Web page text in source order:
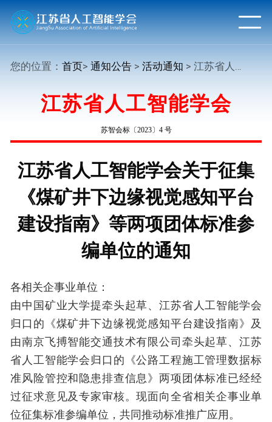
您的位置：首页>通知公告 >活动通知 > 江苏省人工智能学会关于征集 《煤矿井下边缘视觉感知平台建设指南》等两项团体标准参编单位的通知
江苏省人工智能学会
苏智会标〔2023〕4 号
江苏省人工智能学会关于征集
《煤矿井下边缘视觉感知平台
建设指南》等两项团体标准参
编单位的通知
各相关企事业单位：
由中国矿业大学提牵头起草、江苏省人工智能学会
归口的《煤矿井下边缘视觉感知平台建设指南》及
由南京飞搏智能交通技术有限公司牵头起草、江苏
省人工智能学会归口的《公路工程施工管理数据标
准风险管控和隐患排查信息》两项团体标准已经经
过征求意见及专家审核。现面向全省相关企事业单
位征集标准参编单位，共同推动标准推广应用。